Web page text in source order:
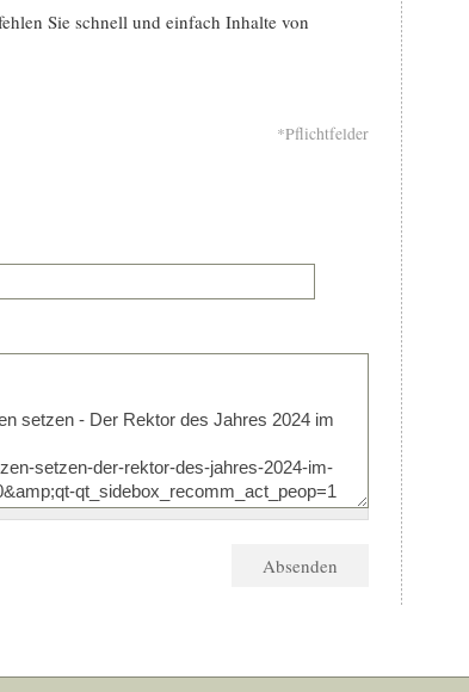
Sie schnell und einfach Inhalte von
*Pflichtfelder